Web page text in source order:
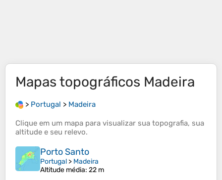
Mapas topográficos Madeira
> Portugal > Madeira
Clique em um mapa para visualizar sua topografia, sua
altitude e seu relevo.
Porto Santo
Portugal > Madeira
Altitude média: 22 m